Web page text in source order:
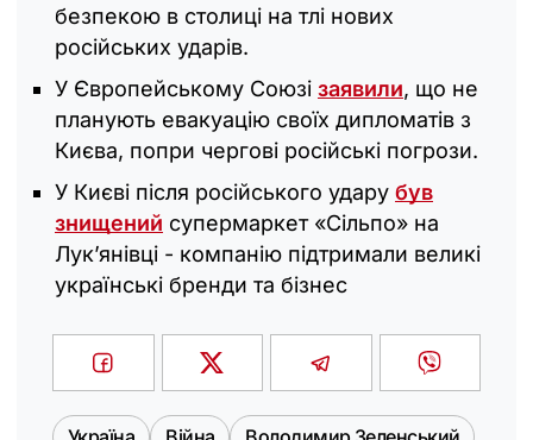
безпекою в столиці на тлі нових
російських ударів.
У Європейському Союзі заявили, що не
планують евакуацію своїх дипломатів з
Києва, попри чергові російські погрози.
У Києві після російського удару був
знищений супермаркет «Сільпо» на
Лук’янівці - компанію підтримали великі
українські бренди та бізнес